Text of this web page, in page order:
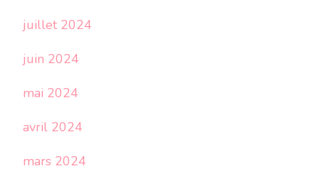
juillet 2024
juin 2024
mai 2024
avril 2024
mars 2024